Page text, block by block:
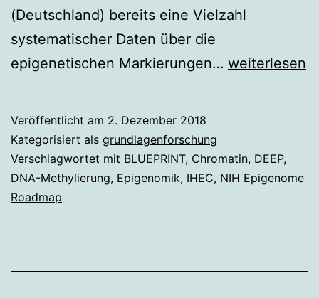
(Deutschland) bereits eine Vielzahl
systematischer Daten über die
epigenetischen Markierungen… DNA-
weiterlesen
Veröffentlicht am 2. Dezember 2018
Kategorisiert als grundlagenforschung
Verschlagwortet mit BLUEPRINT, Chromatin, DEEP,
DNA-Methylierung, Epigenomik, IHEC, NIH Epigenome
Roadmap